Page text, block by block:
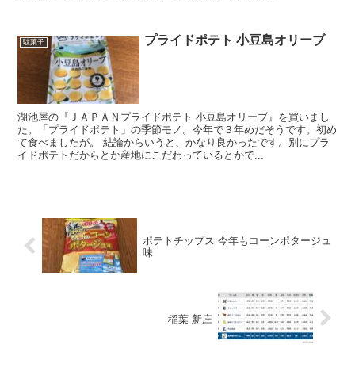
駄菓子 プライドポテト 小豆島オリーブ
湖池屋の『ＪＡＰＡＮプライドポテト 小豆島オリーブ』を買いまし
た。「プライドポテト」の季節モノ。今年で３年めだそうです。初め
て食べましたが。 結論からいうと、かなり良かったです。別にプラ
イドポテトだからとか産地にこだわっているとかで...
ポテトチップス 今年もコーンポタージュ
味
稲葉 新庄